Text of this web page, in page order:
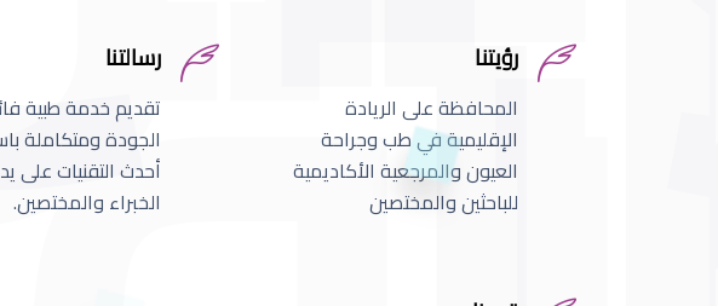
رؤيتنا
المحافظة على الريادة
الإقليمية في طب وجراحة
العيون والمرجعية الأكاديمية
للباحثين والمختصين
رسالتنا
تقديم خدمة طبية
الجودة ومتكاملة
أحدث التقنيات على
الخبراء والمختصين.